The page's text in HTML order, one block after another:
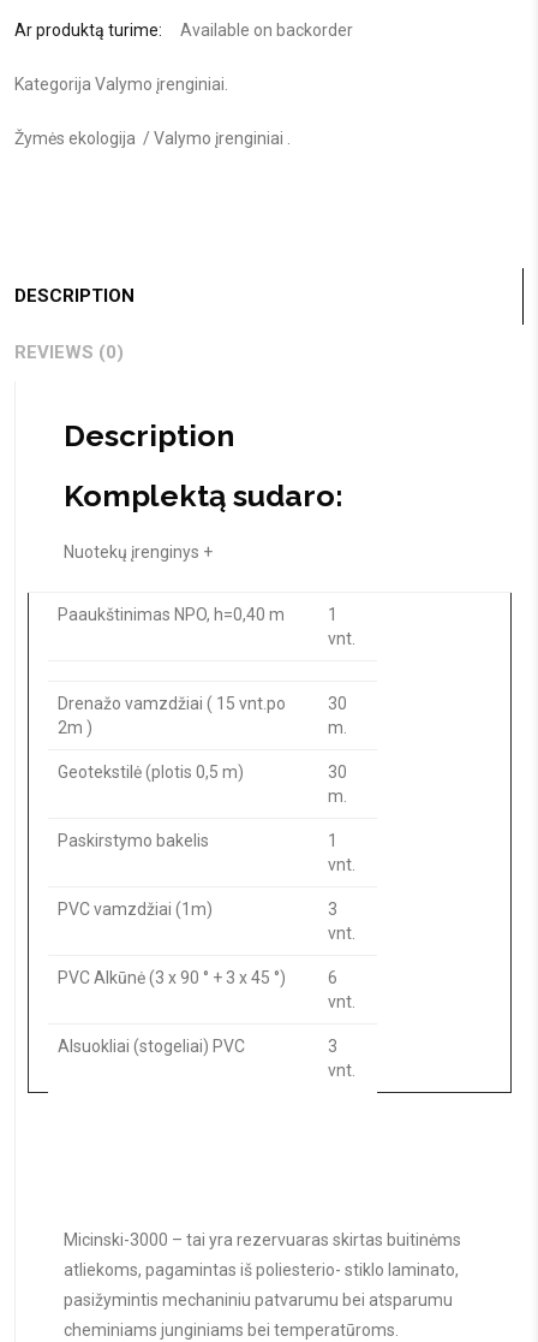
Ar produktą turime: Available on backorder
Kategorija Valymo įrenginiai.
Žymės ekologija /Valymo įrenginiai .
DESCRIPTION
REVIEWS (0)
Description
Komplektą sudaro:
Nuotekų įrenginys +
Paaukštinimas NPO, h=0,40 m
1
vnt.
Drenažo vamzdžiai ( 15 vnt.po
2m )
30
m.
Geotekstilė (plotis 0,5 m)
30
m.
Paskirstymo bakelis
1
vnt.
PVC vamzdžiai (1m)
3
vnt.
PVC Alkūnė (3 x 90 ° + 3 x 45 °)
6
vnt.
Alsuokliai (stogeliai) PVC
3
vnt.
Micinski-3000 – tai yra rezervuaras skirtas buitinėms
atliekoms, pagamintas iš poliesterio- stiklo laminato,
pasižymintis mechaniniu patvarumu bei atsparumu
cheminiams junginiams bei temperatūroms.